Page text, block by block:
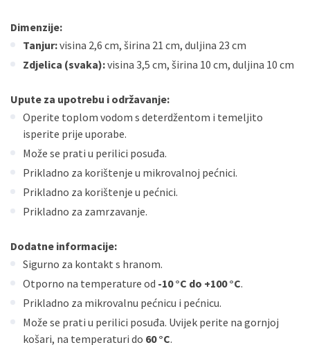
Dimenzije:
Tanjur:visina 2,6 cm, širina 21 cm, duljina 23 cm
Zdjelica (svaka):visina 3,5 cm, širina 10 cm, duljina 10 cm
Upute za upotrebu i održavanje:
Operite toplom vodom s deterdžentom i temeljito
isperite prije uporabe.
Može se prati u perilici posuđa.
Prikladno za korištenje u mikrovalnoj pećnici.
Prikladno za korištenje u pećnici.
Prikladno za zamrzavanje.
Dodatne informacije:
Sigurno za kontakt s hranom.
Otporno na temperature od -10 °C do +100 °C.
Prikladno za mikrovalnu pećnicu i pećnicu.
Može se prati u perilici posuđa. Uvijek perite na gornjoj
košari, na temperaturi do 60 °C.